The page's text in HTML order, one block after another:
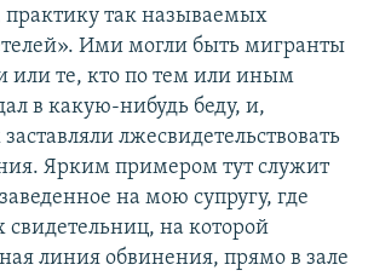
так называемых
Ими могли быть мигранты
или те, кто по тем или иным
в какую-нибудь беду, и,
лжесвидетельствовать
Ярким примером тут служит
на мою супругу, где
свидетельниц, на которой
линия обвинения, прямо в зале